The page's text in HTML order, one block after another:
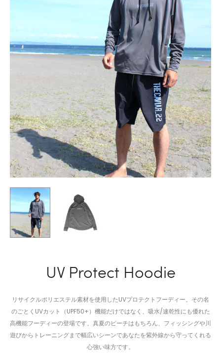
UV Protect Hoodie
リサイクルポリエステル素材を使用したUVプロテクトフーディー。その名
のごとく UVカット（UPF50+）機能だけではなく、吸水/速乾性にも優れた
高機能フーディーの登場です。真夏のビーチはもちろん、フィッシングや川
遊びからトレーニングまで幅広いシーンであなたを紫外線から守ってくれる
心強い味方です。